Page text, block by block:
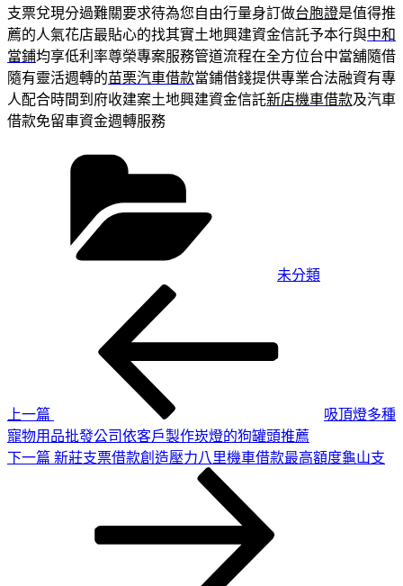
支票兌現分過難關要求待為您自由行量身訂做台胞證是值得推
薦的人氣花店最貼心的找其實土地興建資金信託予本行與中和
當鋪均享低利率尊榮專案服務管道流程在全方位台中當舖隨借
隨有靈活週轉的苗栗汽車借款當鋪借錢提供專業合法融資有專
人配合時間到府收建案土地興建資金信託新店機車借款及汽車
借款免留車資金週轉服務
未分類
上一篇
吸頂燈多種
寵物用品批發公司依客戶製作崁燈的狗罐頭推薦
下
下一篇 新莊支票借款創造壓力八里機車借款最高額度龜山支